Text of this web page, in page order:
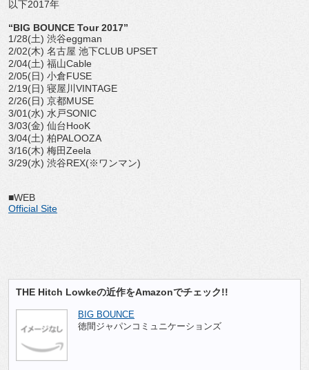
以下2017年
“BIG BOUNCE Tour 2017”
1/28(土) 渋谷eggman
2/02(木) 名古屋 池下CLUB UPSET
2/04(土) 福山Cable
2/05(日) 小倉FUSE
2/19(日) 寝屋川VINTAGE
2/26(日) 京都MUSE
3/01(水) 水戸SONIC
3/03(金) 仙台HooK
3/04(土) 柏PALOOZA
3/16(木) 梅田Zeela
3/29(水) 渋谷REX(※ワンマン)
■WEB
Official Site
THE Hitch Lowkeの近作をAmazonでチェック!!
BIG BOUNCE
徳間ジャパンコミュニケーションズ